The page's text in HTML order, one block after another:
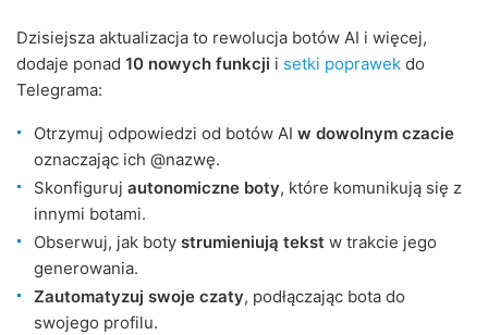
Dzisiejsza aktualizacja to rewolucja botów AI i więcej,
dodaje ponad 10 nowych funkcji i setki poprawek do
Telegrama:
Otrzymuj odpowiedzi od botów AI w dowolnym czacie
oznaczając ich @nazwę.
Skonfiguruj autonomiczne boty, które komunikują się z
innymi botami.
Obserwuj, jak boty strumieniują tekst w trakcie jego
generowania.
Zautomatyzuj swoje czaty, podłączając bota do
swojego profilu.